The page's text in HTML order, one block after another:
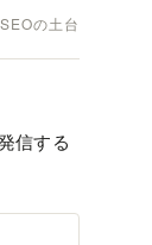
SEOの土台
信する